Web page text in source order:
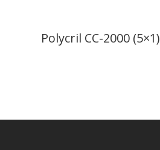
Polycril CC-2000 (5×1)